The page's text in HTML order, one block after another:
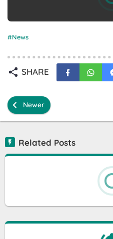
News
SHARE
Newer
Related Posts